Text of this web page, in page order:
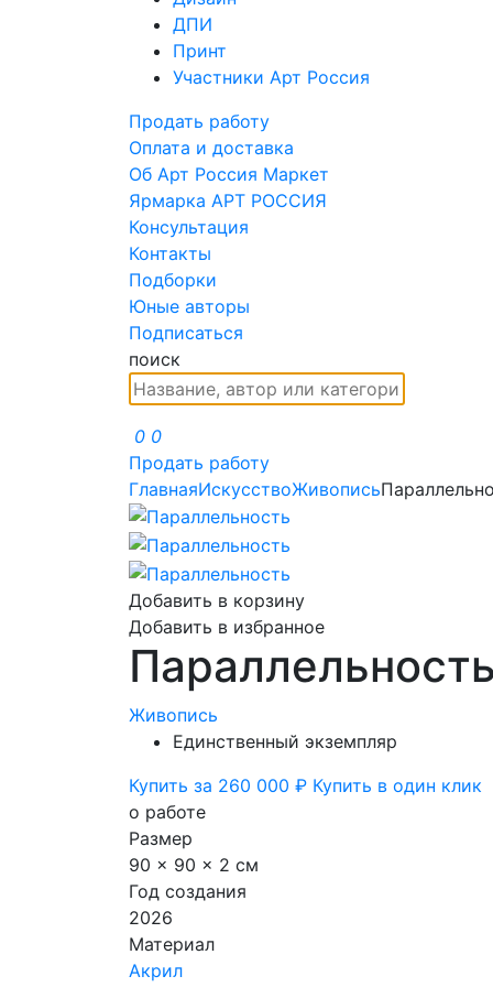
ДПИ
Принт
Участники Арт Россия
Продать работу
Оплата и доставка
Об Арт Россия Маркет
Ярмарка АРТ РОССИЯ
Консультация
Контакты
Подборки
Юные авторы
Подписаться
поиск
0 0
Продать работу
ГлавнаяИскусствоЖивопись
Добавить в корзину
Добавить в избранное
Живопись
Единственный экземпляр
Купить за 260 000 ₽ Купить в один клик
о работе
Размер
90 x 90 x 2 см
Год создания
2026
Материал
Акрил